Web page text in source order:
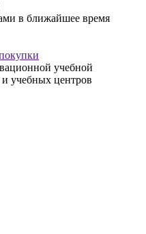
в ближайшее время
учебной
учебных центров